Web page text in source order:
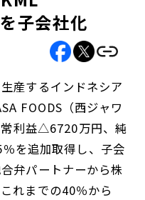
子会社化
産するインドネシア
FOODS（西ジャワ
利益△6720万円、純
を追加取得し、子会
弁パートナーから株
れまでの40％から